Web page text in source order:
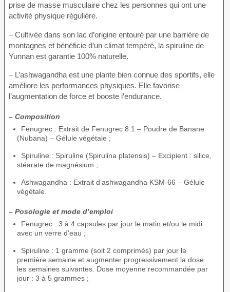
prise de masse musculaire chez les personnes qui ont une
activité physique régulière.
– Cultivée dans son lac d’origine entouré par une barrière de
montagnes et bénéficie d’un climat tempéré, la spiruline de
Yunnan est garantie 100% naturelle.
– L’ashwagandha est une plante bien connue des sportifs, elle
améliore les performances physiques. Elle favorise
l’augmentation de force et booste l’endurance.
– Composition
Fenugrec : Extrait de Fenugrec 8:1 – Poudre de Banane
(Nubana) – Gélule végétale ;
Spiruline : Spiruline (Spirulina platensis) – Excipient : silice,
stéarate de magnésium ;
Ashwagandha : Extrait d’ashwagandha KSM-66 – Gélule
végétale.
– Posologie et mode d’emploi
Fenugrec : 3 à 4 capsules par jour le matin et/ou le midi
avec un verre d’eau ;
Spiruline : 1 gramme (soit 2 comprimés) par jour la
première semaine et augmenter progressivement la dose
les semaines suivantes. Dose moyenne recommandée par
jour : 3 à 5 grammes ;